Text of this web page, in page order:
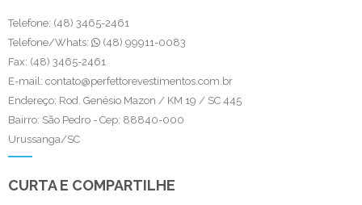
Telefone: (48) 3465-2461
Telefone/Whats:
(48) 99911-0083
Fax: (48) 3465-2461
E-mail: contato@perfettorevestimentos.com.br
Endereço: Rod. Genésio Mazon / KM 19 / SC 445
Bairro: São Pedro - Cep: 88840-000
Urussanga/SC
CURTA E COMPARTILHE